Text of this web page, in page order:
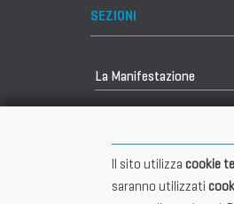
SEZIONI
La Manifestazione
Il sito utilizza cookie
saranno utilizzati